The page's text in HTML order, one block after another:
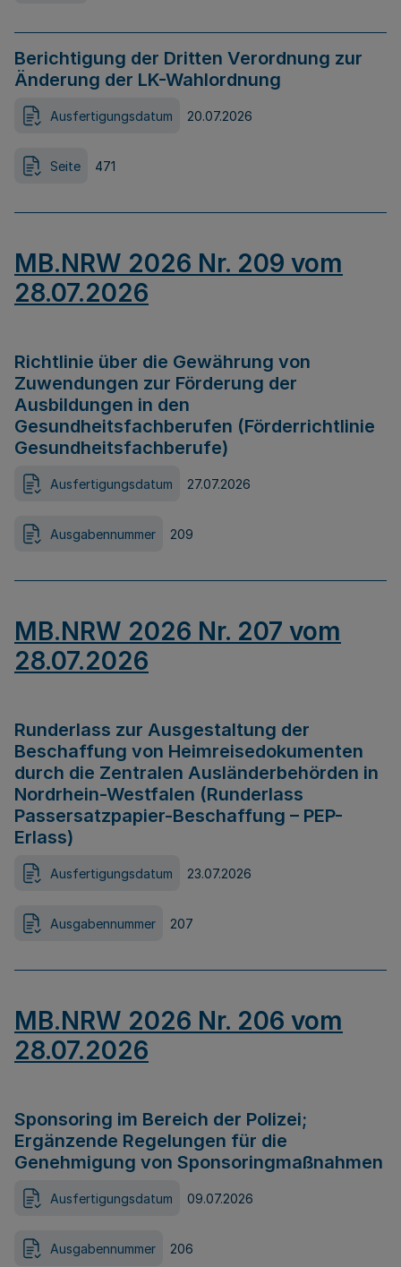
Berichtigung der Dritten Verordnung zur
Änderung der LK-Wahlordnung
Ausfertigungsdatum 20.07.2026
Seite 471
MB.NRW 2026 Nr. 209 vom
28.07.2026
Richtlinie über die Gewährung von
Zuwendungen zur Förderung der
Ausbildungen in den
Gesundheitsfachberufen (Förderrichtlinie
Gesundheitsfachberufe)
Ausfertigungsdatum 27.07.2026
Ausgabennummer 209
MB.NRW 2026 Nr. 207 vom
28.07.2026
Runderlass zur Ausgestaltung der
Beschaffung von Heimreisedokumenten
durch die Zentralen Ausländerbehörden in
Nordrhein-Westfalen (Runderlass
Passersatzpapier-Beschaffung – PEP-
Erlass)
Ausfertigungsdatum 23.07.2026
Ausgabennummer 207
MB.NRW 2026 Nr. 206 vom
28.07.2026
Sponsoring im Bereich der Polizei;
Ergänzende Regelungen für die
Genehmigung von Sponsoringmaßnahmen
Ausfertigungsdatum 09.07.2026
Ausgabennummer 206